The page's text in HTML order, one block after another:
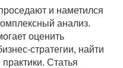
и наметился
анализ.
оценить
стратегии, найти
Статья